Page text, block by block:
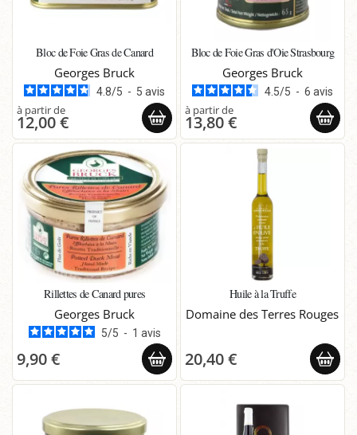
Bloc de Foie Gras de Canard
Georges Bruck
4.8/5 - 5avis
12,00 €
Bloc de Foie Gras d'Oie Strasbourg
Georges Bruck
4.5/5 - 6 avis
13,80 €
Rillettes de Canard pures
Georges Bruck
5/5 - 1 avis
9,90 €
Huile à la Truffe
Domaine des Terres Rouges
20,40 €